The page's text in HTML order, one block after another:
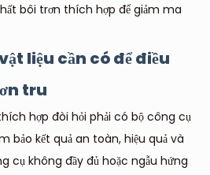
bôi trơn thích hợp để giảm ma
liệu cần có để điều
tru
hợp đòi hỏi phải có bộ công cụ
bảo kết quả an toàn, hiệu quả và
cụ không đầy đủ hoặc ngẫu hứng